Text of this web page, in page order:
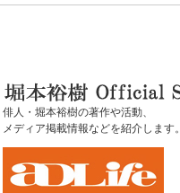
俳人・堀本裕樹の著作や活動、
メディア掲載情報などを紹介します。